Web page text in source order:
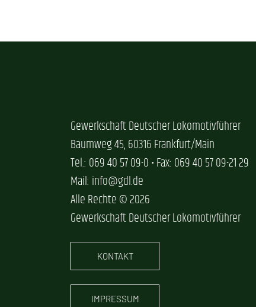
Gewerkschaft Deutscher Lokomotivführer
Baumweg 45, 60316 Frankfurt/Main
Tel.: 069 40 57 09-0 • Fax: 069 40 57 09-21 29
Mail: info@gdl.de
Alle Rechte © 2026
Gewerkschaft Deutscher Lokomotivführer
KONTAKT
IMPRESSUM